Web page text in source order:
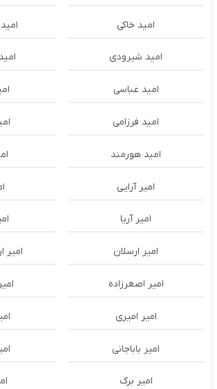
امید خاکی
امید شیرودی
امید عباسی
امید فرزامی
امید هورمند
امیر آرایی
امیر آریا
امیر ارسلان امیر
امیر اصغرزاده
امیر امیری
امیر باباجانی
امیر برک